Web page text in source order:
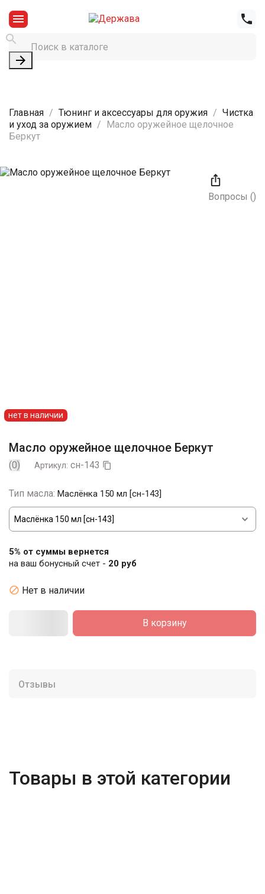




Главная Тюнинг и аксессуары для оружия
Чистка
и уход за оружием
Масло оружейное щелочное
Беркут

Вопросы ()
нет в наличии
Масло оружейное щелочное Беркут
(0) Артикул: сн-143 
Тип масла: Маслёнка 150 мл [сн-143]
5% от суммы вернется
на ваш бонусный счет - 20 руб
 Нет в наличии
В корзину
Отзывы
Товары в этой категории